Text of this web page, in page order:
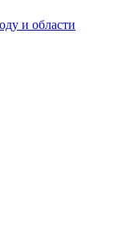
и области